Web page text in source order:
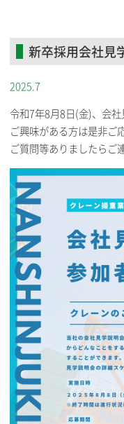
新卒採用会社見
2025.7
令和7年8月8日(金)、会社
ご興味がある方は是非ご
ご質問等ありましたらご